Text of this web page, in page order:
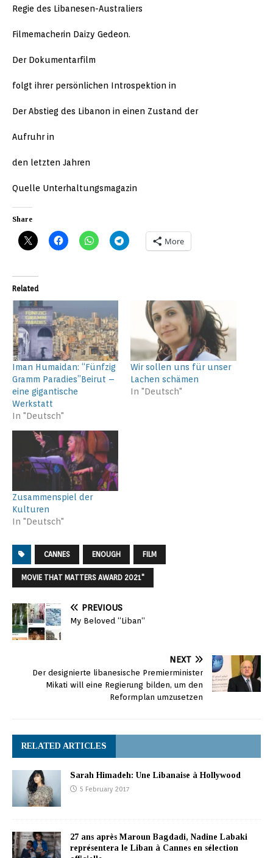
Regie des Libanesen-Australiers
Filmemacherin Daizy Gedeon.
Der Dokumentarfilm
folgt ihrer persönlichen Introspektion in
Der Abstieg des Libanon in einen Zustand der
Aufruhr in
den letzten Jahren
Quelle Unterhaltungsmagazin
Share
More
Related
Iman Humaidan: “Fünfzig
Gramm Paradies”Beirut –
eine gigantische
Werkstatt
In "Deutsch"
Wir sollen uns für unser
Lachen schämen
In "Deutsch"
Zusammenspiel der
Kulturen
In "Deutsch"
CANNES ENOUGH FILM
MOVIE THAT MATTERS AWARD 2021"
PREVIOUS
My Beloved “Liban”
NEXT
Der designierte libanesische Premierminister
Mikati will eine Regierung bilden, um den
Reformplan umzusetzen
RELATED ARTICLES
Sarah Himadeh: Une Libanaise à Hollywood
5 February 2017
27 ans après Maroun Bagdadi, Nadine Labaki
représentera le Liban à Cannes en sélection